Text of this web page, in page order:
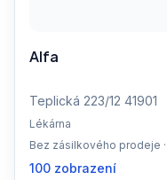
Alfa
Teplická 223/12 41901
Lékárna
Bez zásilkového prodeje
100 zobrazení